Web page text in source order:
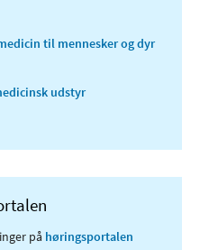
til mennesker og dyr
udstyr
på høringsportalen